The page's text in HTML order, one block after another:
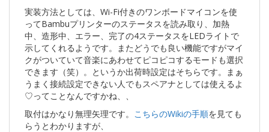
実装方法としては、Wi-Fi付きのワンボードマイコンを使
ってBambuプリンターのステータスを読み取り、加熱
中、造形中、エラー、完了の4ステータスをLEDライトで
示してくれるようです。またどうでも良い機能ですがマイ
クがついていて音楽にあわせてピコピコするモードも選択
できます（笑）。というか出荷時設定はそちらです。まぁ
うまく接続設定できない人でもスペアナとしては使えるよ
♡ってことなんですかね、、
取付はかなり無理矢理です。
こちらのWikiの手順を見ても
らうとわかりますが、